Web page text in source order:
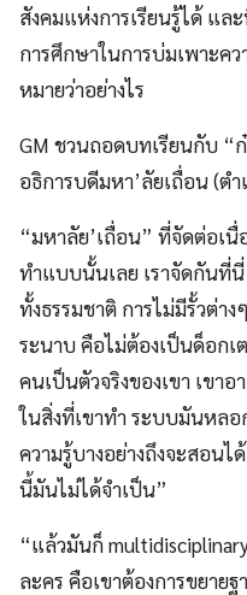
สังคมแห่งการเรียนรู้ได้ แ
การศึกษาในการบ่มเพาะ
หมายว่าอย่างไร
GM ชวนถอดบทเรียนกับ
อธิการบดีมหา’ลัยเถื่อน (ต
“มหาลัย’เถื่อน” ที่จัดต่อเนื่
ทำแบบนั้นเลย เราจัดกันที่
ทั้งธรรมชาติ การไม่มีรั้วต่
ระนาบ คือไม่ต้องเป็นด็อก
คนเป็นตัวจริงของเขา เขา
ในสิ่งที่เขาทำ ระบบมันหลอ
ความรู้บางอย่างถึงจะสอ
นี้มันไม่ได้จำเป็น”
“แล้วมันก็
ละคร คือเขาต้องการขยาย